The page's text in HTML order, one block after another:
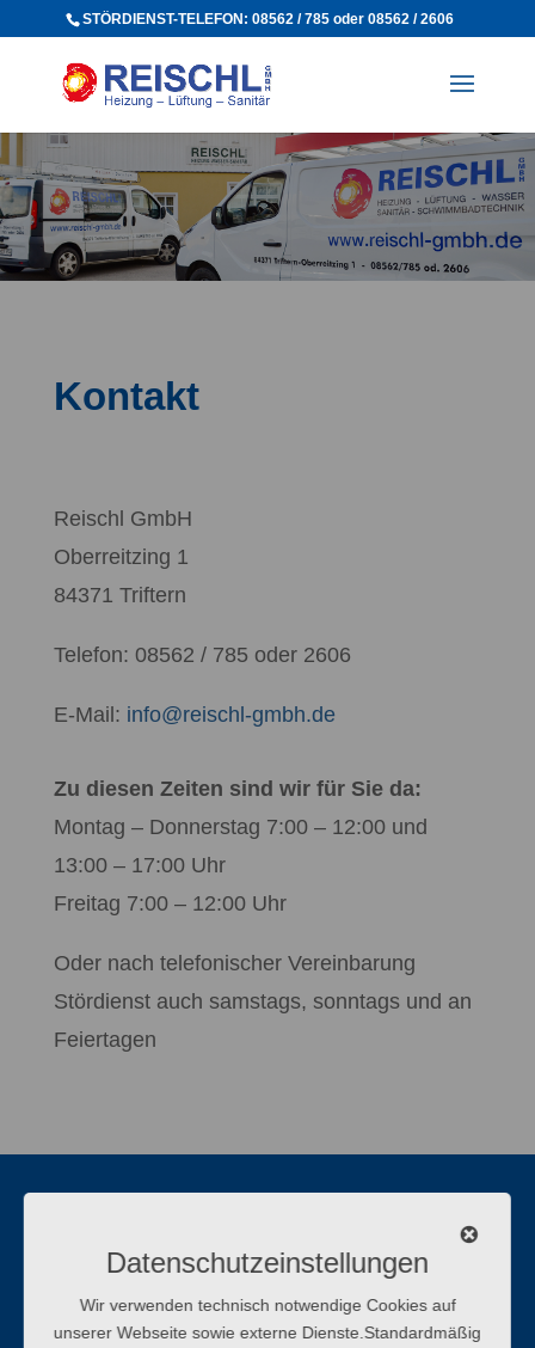
STÖRDIENST-TELEFON: 08562 / 785 oder 08562 / 2606
Kontakt
Reischl GmbH
Oberreitzing 1
84371 Triftern
Telefon: 08562 / 785 oder 2606
E-Mail: info@reischl-gmbh.de
Zu diesen Zeiten sind wir für Sie da:
Montag – Donnerstag 7:00 – 12:00 und
13:00 – 17:00 Uhr
Freitag 7:00 – 12:00 Uhr
Oder nach telefonischer Vereinbarung
Stördienst auch samstags, sonntags und an
Feiertagen
Datenschutzeinstellungen
Wir verwenden technisch notwendige Cookies auf
unserer Webseite sowie externe Dienste.Standardmäßig